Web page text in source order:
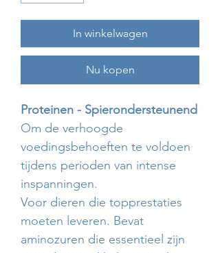
In winkelwagen
Nu kopen
Proteinen - Spierondersteunend
Om de verhoogde
voedingsbehoeften te voldoen
tijdens perioden van intense
inspanningen.
Voor dieren die topprestaties
moeten leveren. Bevat
aminozuren die essentieel zijn